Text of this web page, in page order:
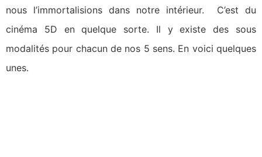
nous l’immortalisions dans notre intérieur. C’est du
cinéma 5D en quelque sorte. Il y existe des sous
modalités pour chacun de nos 5 sens. En voici quelques
unes.